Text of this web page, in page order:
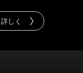
しく